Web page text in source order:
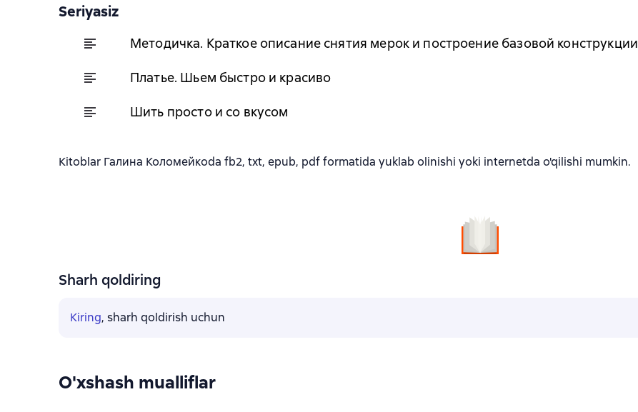
Seriyasiz
Методичка. Краткое описание снятия мерок и построение базовой конструкции
Платье. Шьем быстро и красиво
Шить просто и со вкусом
Kitoblar Галина Коломейкоda fb2, txt, epub, pdf formatida yuklab olinishi yoki internetda o'qilishi mumkin.
Sharh qoldiring
Kiring, sharh qoldirish uchun
O'xshash mualliflar